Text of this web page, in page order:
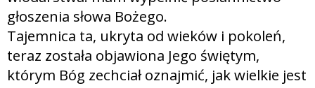
głoszenia słowa Bożego.
Tajemnica ta, ukryta od wieków i pokoleń,
teraz została objawiona Jego świętym,
którym Bóg zechciał oznajmić, jak wielkie jest